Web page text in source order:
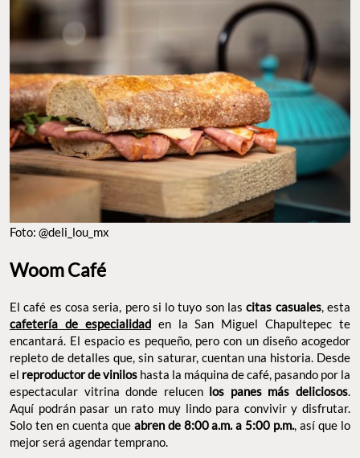
FOTO: @DELI_LOU_MX
Woom Café
estacafetería de especialidad en la San Miguel Chapultepec te
encantará. El espacio es pequeño, pero con un diseño acogedor
repleto de detalles que, sin saturar, cuentan una historia. Desde
elreproductor de viniloshasta la máquina de café, pasando
por la espectacular vitrina donde relucenlos panes más
deliciosos. Aquí podrán pasar un rato muy lindo para convivir y
disfrutar. Solo ten en cuenta que abren de 8:00 a.m. a 5:00 p.m.,
así que lo mejor será agendar temprano.